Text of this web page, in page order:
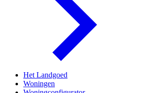
Het Landgoed
Woningen